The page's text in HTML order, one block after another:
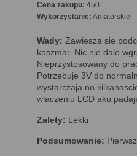
Cena zakupu: 450
Wykorzystanie: Amatorskie
Wady: Zawiesza sie
koszmar. Nic nie dalo
Nieprzystosowany do
Potrzebuje 3V do
wystarczaja no
wlaczeniu LCD aku
Zalety: Lekki
Podsumowanie: